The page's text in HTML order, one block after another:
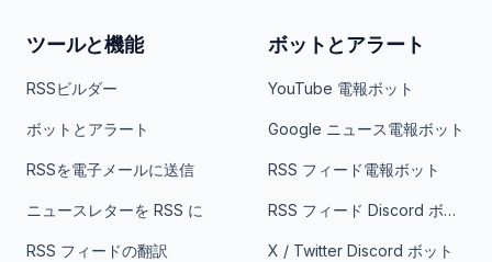
ツールと機能
RSSビルダー
ボットとアラート
RSSを電子メールに送信
ニュースレターを RSS に
RSS フィードの翻訳
ボットとアラート
YouTube 電報ボット
Google ニュース電報ボット
RSS フィード電報ボット
RSS フィード Discord ボット
X / Twitter Discord ボット